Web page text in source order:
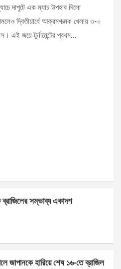
দাপুটে এক ম্যাচ উপহার দিলো
দ্বিতীয়ার্ধে আক্রমণাত্মক খেলায় ৩-০
এই জয়ে টুর্নামেন্টের প্রথম…
ব্রাজিলের সম্ভাব্য একাদশ
জাপানকে হারিয়ে শেষ ১৬-তে ব্রাজিল